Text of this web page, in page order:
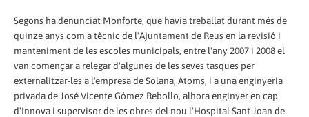
Segons ha denunciat Monforte, que havia treballat durant més de
quinze anys com a tècnic de l'Ajuntament de Reus en la revisió i
manteniment de les escoles municipals, entre l'any 2007 i 2008 el
van començar a relegar d'algunes de les seves tasques per
externalitzar-les a l'empresa de Solana, Atoms, i a una enginyeria
privada de José Vicente Gómez Rebollo, alhora enginyer en cap
d'Innova i supervisor de les obres del nou l'Hospital Sant Joan de